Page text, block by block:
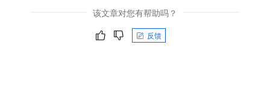
该文章对您有帮助吗？
反馈